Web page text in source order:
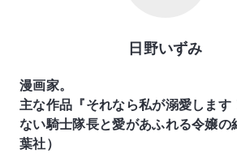
日野いずみ
漫画家。
主な作品『それなら私が溺愛します
ない騎士隊長と愛があふれる令嬢の
葉社）